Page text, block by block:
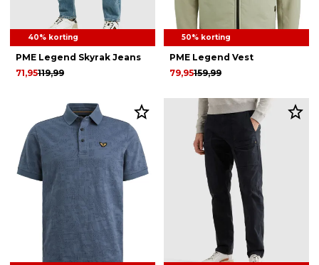
40% korting
PME Legend Skyrak Jeans
119,99
71,95
50% korting
PME Legend Vest
159,99
79,95